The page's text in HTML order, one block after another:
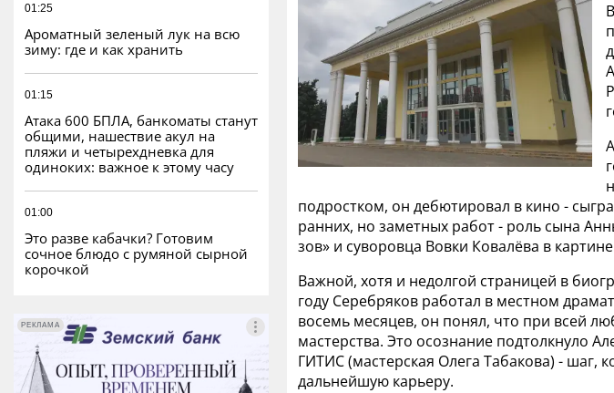
01:25
Ароматный зеленый лук на всю
зиму: где и как хранить
01:15
Атака 600 БПЛА, банкоматы станут
общими, нашествие акул на
пляжи и четырехдневка для
одиноких: важное к этому часу
01:00
Это разве кабачки? Готовим
сочное блюдо с румяной сырной
корочкой
РЕКЛАМА
РЕКЛАМА
подростком, он дебютировал в кино -
ранних, но заметных работ - роль сына
зов» и суворовца Вовки Ковалёва в
Важной, хотя и недолгой страницей в
году Серебряков работал в местном
восемь месяцев, он понял, что при всей
мастерства. Это осознание подтолкнуло
ГИТИС (мастерская Олега Табакова) - шаг,
дальнейшую карьеру.